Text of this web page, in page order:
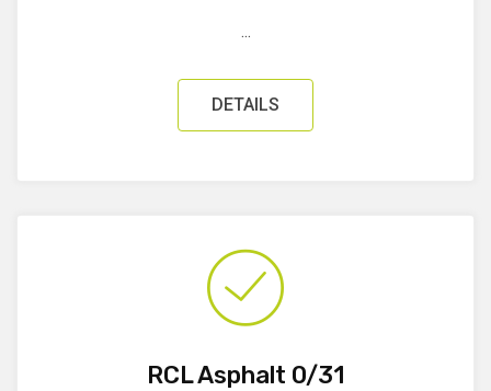
...
DETAILS
RCL Asphalt 0/31